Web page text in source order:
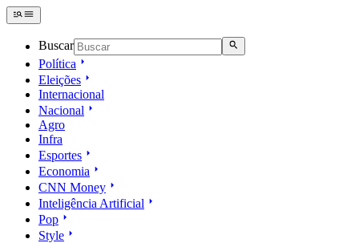
Buscar
Política
Eleições
Internacional
Nacional
Agro
Infra
Esportes
Economia
CNN Money
Inteligência Artificial
Pop
Style